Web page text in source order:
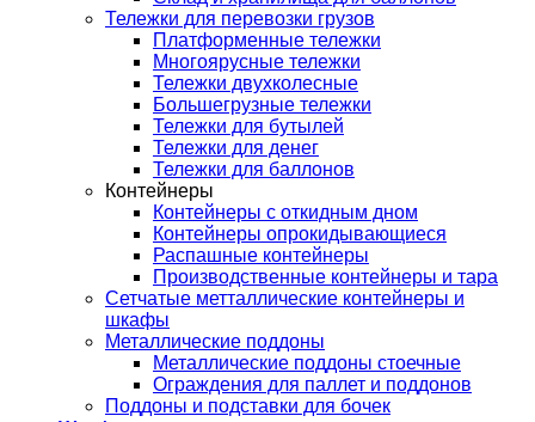
Тележки для перевозки грузов
Платформенные тележки
Многоярусные тележки
Тележки двухколесные
Большегрузные тележки
Тележки для бутылей
Тележки для денег
Тележки для баллонов
Контейнеры
Контейнеры с откидным дном
Контейнеры опрокидывающиеся
Распашные контейнеры
Производственные контейнеры и тара
Сетчатые метталлические контейнеры и
шкафы
Металлические поддоны
Металлические поддоны стоечные
Ограждения для паллет и поддонов
Поддоны и подставки для бочек